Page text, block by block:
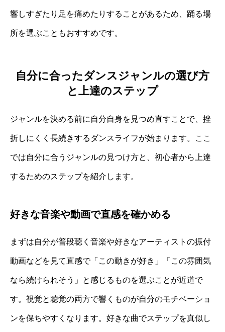
響しすぎたり足を痛めたりすることがあるため、踊る場
所を選ぶこともおすすめです。
自分に合ったダンスジャンルの選び方
と上達のステップ
ジャンルを決める前に自分自身を見つめ直すことで、挫
折しにくく長続きするダンスライフが始まります。ここ
では自分に合うジャンルの見つけ方と、初心者から上達
するためのステップを紹介します。
好きな音楽や動画で直感を確かめる
まずは自分が普段聴く音楽や好きなアーティストの振付
動画などを見て直感で「この動きが好き」「この雰囲気
なら続けられそう」と感じるものを選ぶことが近道で
す。視覚と聴覚の両方で響くものが自分のモチベーショ
ンを保ちやすくなります。好きな曲でステップを真似し